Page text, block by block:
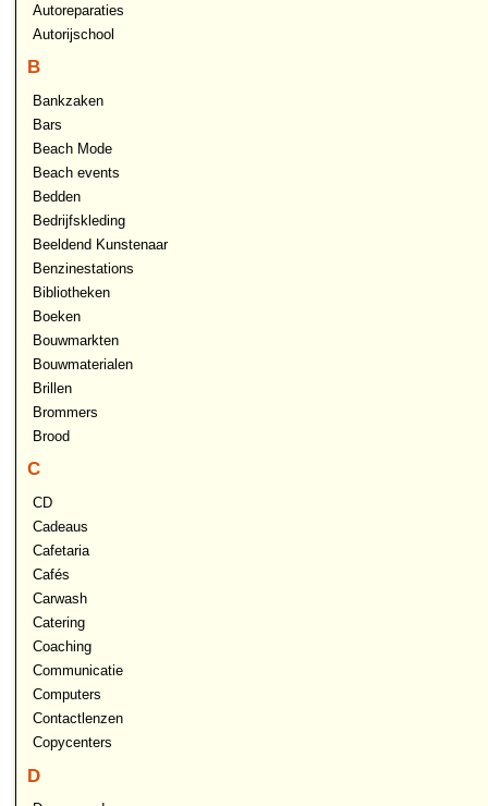
Autoreparaties
Autorijschool
B
Bankzaken
Bars
Beach Mode
Beach events
Bedden
Bedrijfskleding
Beeldend Kunstenaar
Benzinestations
Bibliotheken
Boeken
Bouwmarkten
Bouwmaterialen
Brillen
Brommers
Brood
C
CD
Cadeaus
Cafetaria
Cafés
Carwash
Catering
Coaching
Communicatie
Computers
Contactlenzen
Copycenters
D